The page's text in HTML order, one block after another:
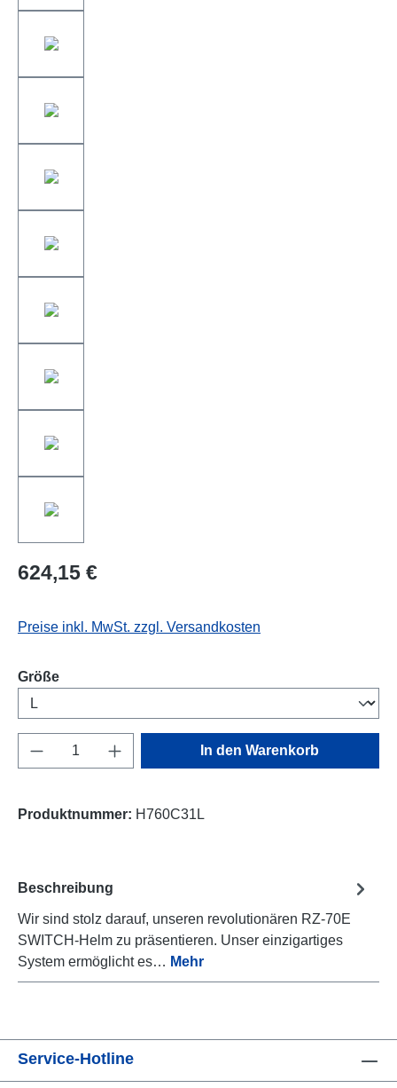
624,15 €
Preise inkl. MwSt. zzgl. Versandkosten
Größeauswählen
Produkt Anzahl: Gib den gewünschten
In den Warenkorb
Produktnummer: H760C31L
Beschreibung
Wir sind stolz darauf, unseren revolutionären RZ-70E
SWITCH-Helm zu präsentieren. Unser einzigartiges
System ermöglicht es… Mehr
Service-Hotline